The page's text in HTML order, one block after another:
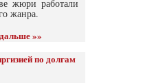
жюри работали
жанра.
»»
по долгам